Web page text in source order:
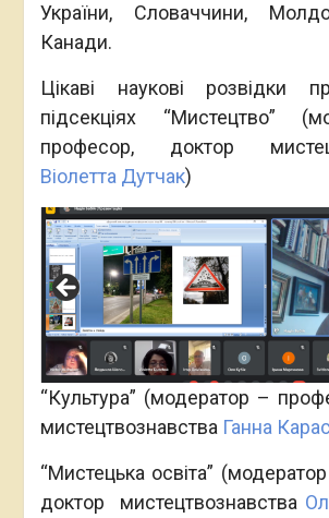
України, Словаччини,
Канади.
Цікаві наукові розвідки
підсекціях “Мистецтво”
професор, доктор
Віолетта Дутчак)
“Культура” (модератор –
мистецтвознавства Ганна
“Мистецька освіта”
доктор мистецтвознавства